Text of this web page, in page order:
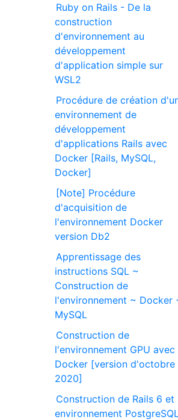
Ruby on Rails - De la
construction
d'environnement au
développement
d'application simple sur
WSL2
Procédure de création
environnement de
développement
d'applications Rails avec
Docker [Rails, MySQL,
Docker]
[Note] Procédure
d'acquisition de
l'environnement Docker
version Db2
Apprentissage des
instructions SQL ~
Construction de
l'environnement ~ Docker
MySQL
Construction de
l'environnement GPU avec
Docker [version d'octobre
2020]
Construction de Rails 6 et
environnement PostgreSQL